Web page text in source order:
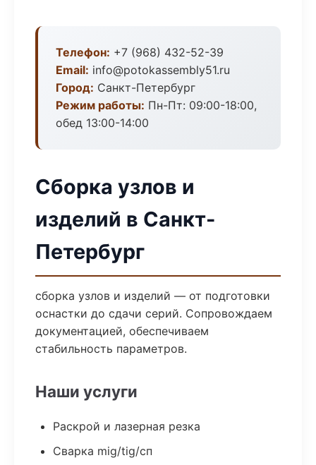
Телефон: +7 (968) 432-52-39
Email: info@potokassembly51.ru
Город: Санкт-Петербург
Режим работы: Пн-Пт: 09:00-18:00,
обед 13:00-14:00
Сборка узлов и
изделий в Санкт-
Петербург
сборка узлов и изделий — от подготовки
оснастки до сдачи серий. Сопровождаем
документацией, обеспечиваем
стабильность параметров.
Наши услуги
Раскрой и лазерная резка
Сварка mig/tig/сп